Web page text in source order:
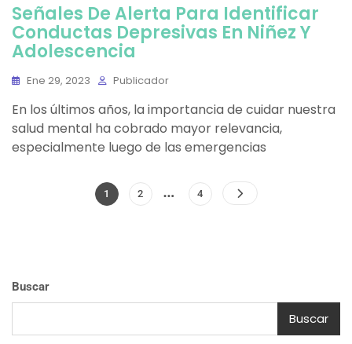
Señales De Alerta Para Identificar
Conductas Depresivas En Niñez Y
Adolescencia
Ene 29, 2023 Publicador
En los últimos años, la importancia de cuidar nuestra
salud mental ha cobrado mayor relevancia,
especialmente luego de las emergencias
Paginación
Page
1 Page
2 … Page
4
Buscar
Buscar